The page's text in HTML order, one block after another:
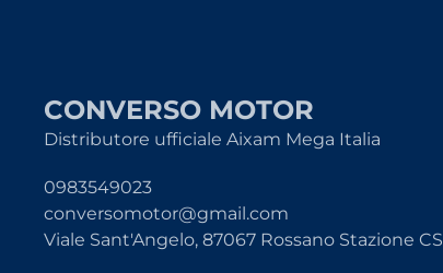
CONVERSO MOTOR
Distributore ufficiale Aixam Mega Italia
0983549023
conversomotor@gmail.com
Viale Sant'Angelo, 87067 Rossano Stazione CS